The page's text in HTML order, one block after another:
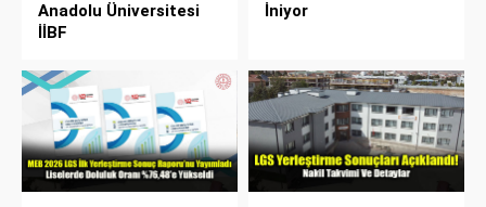
Anadolu Üniversitesi
İİBF
İniyor